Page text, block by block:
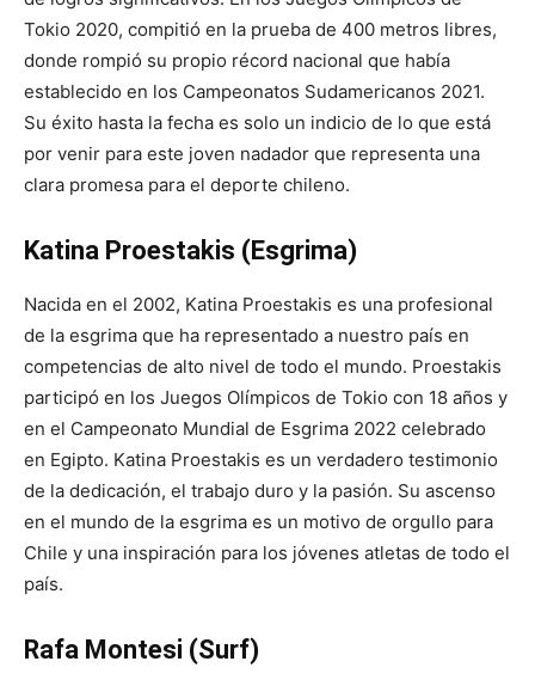
Tokio 2020, compitió en la prueba de 400 metros libres,
donde rompió su propio récord nacional que había
establecido en los Campeonatos Sudamericanos 2021.
Su éxito hasta la fecha es solo un indicio de lo que está
por venir para este joven nadador que representa una
clara promesa para el deporte chileno.
Katina Proestakis (Esgrima)
Nacida en el 2002, Katina Proestakis es una profesional
de la esgrima que ha representado a nuestro país en
competencias de alto nivel de todo el mundo. Proestakis
participó en los Juegos Olímpicos de Tokio con 18 años y
en el Campeonato Mundial de Esgrima 2022 celebrado
en Egipto. Katina Proestakis es un verdadero testimonio
de la dedicación, el trabajo duro y la pasión. Su ascenso
en el mundo de la esgrima es un motivo de orgullo para
Chile y una inspiración para los jóvenes atletas de todo el
país.
Rafa Montesi (Surf)